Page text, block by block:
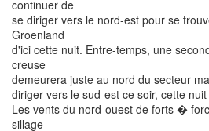
continuer de
se diriger vers le nord-est pour se
Groenland
d'ici cette nuit. Entre-temps, une
creuse
demeurera juste au nord du secteur
diriger vers le sud-est ce soir, cette
Les vents du nord-ouest de forts �
sillage